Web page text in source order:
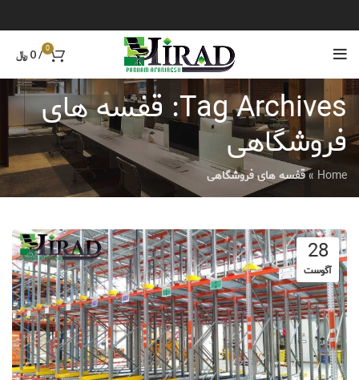
0
/
0 ﷼
Tag Archives: قفسه های
فروشگاهی
Home
»قفسه های فروشگاهی
28
آگوست